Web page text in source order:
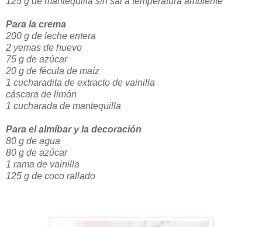
Para la crema
200 g de leche entera
2 yemas de huevo
75 g de azúcar
20 g de fécula de maíz
1 cucharadita de extracto de vainilla
cáscara de limón
1 cucharada de mantequilla
Para el almíbar y la decoración
80 g de agua
80 g de azúcar
1 rama de vainilla
125 g de coco rallado